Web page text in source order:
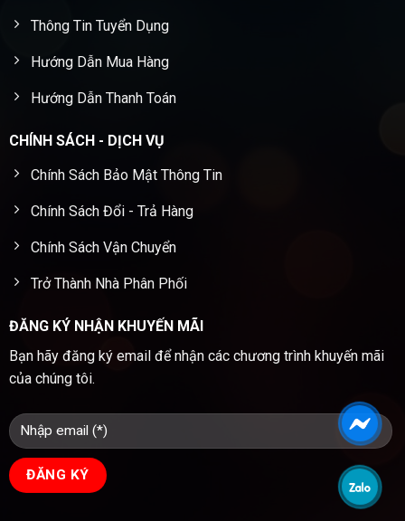
Thông Tin Tuyển Dụng
Hướng Dẫn Mua Hàng
Hướng Dẫn Thanh Toán
CHÍNH SÁCH - DỊCH VỤ
Chính Sách Bảo Mật Thông Tin
Chính Sách Đổi - Trả Hàng
Chính Sách Vận Chuyển
Trở Thành Nhà Phân Phối
ĐĂNG KÝ NHẬN KHUYẾN MÃI
Bạn hãy đăng ký email để nhận các chương trình khuyến mãi
của chúng tôi.